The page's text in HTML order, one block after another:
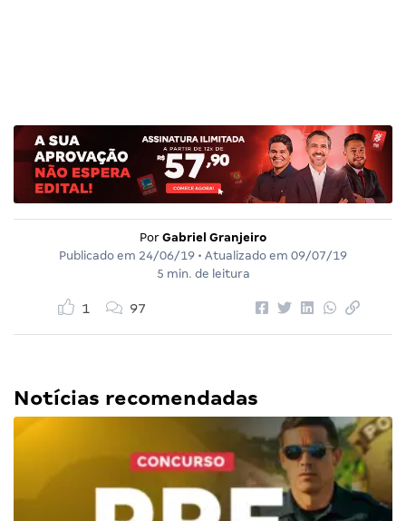
Por Gabriel Granjeiro
Publicado em 24/06/19 • Atualizado em 09/07/19
5 min. de leitura
1 97
Notícias recomendadas